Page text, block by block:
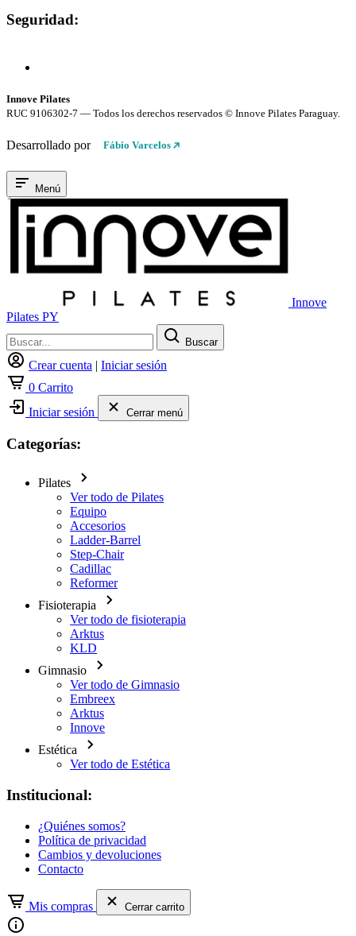
Seguridad:
Innove Pilates
RUC 9106302-7 — Todos los derechos reservados © Innove Pilates Paraguay.
Desarrollado por Fábio Varcelos
Menú
Innove
Pilates PY
Buscar
Crear cuenta | Iniciar sesión
0 Carrito
Iniciar sesión
Cerrar menú
Categorías:
Pilates
Ver todo de Pilates
Equipo
Accesorios
Ladder-Barrel
Step-Chair
Cadillac
Reformer
Fisioterapia
Ver todo de fisioterapia
Arktus
KLD
Gimnasio
Ver todo de Gimnasio
Embreex
Arktus
Innove
Estética
Ver todo de Estética
Institucional:
¿Quiénes somos?
Política de privacidad
Cambios y devoluciones
Contacto
Mis compras Cerrar carrito